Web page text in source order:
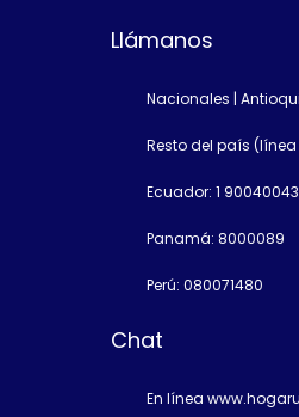
Llámanos
Nacionales |
Resto del país
Ecuador: 1
Panamá: 8000089
Perú: 080071480
Chat
En línea